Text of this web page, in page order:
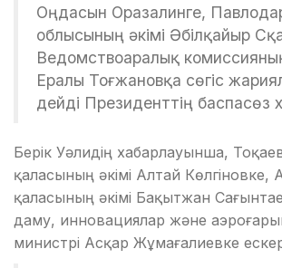
Оңдасын Оразалинге,
облысының әкімі Әбілқайыр
Ведомствоаралық
Ералы Тоғжановқа сөгіс
дейді Президенттің баспасөз
Берік Уәлидің хабарлауынша,
қаласының әкімі Алтай Көлгіновке,
қаласының әкімі Бақытжан
даму, инновациялар және
министрі Асқар Жұмағалиевке